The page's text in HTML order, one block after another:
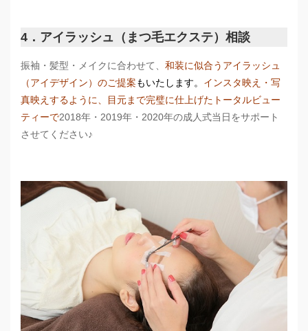
4．アイラッシュ（まつ毛エクステ）相談
振袖・髪型・メイクに合わせて、 和装に似合うアイラッシュ
（アイデザイン）のご提案もいたします。 インスタ映え・写
真映えするように、目元まで完璧に仕上げたトータルビュー
ティーで2018年・2019年・2020年の成人式当日をサポート
させてください♪